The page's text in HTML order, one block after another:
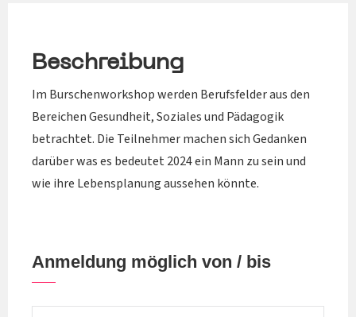
Beschreibung
Im Burschenworkshop werden Berufsfelder aus den
Bereichen Gesundheit, Soziales und Pädagogik
betrachtet. Die Teilnehmer machen sich Gedanken
darüber was es bedeutet 2024 ein Mann zu sein und
wie ihre Lebensplanung aussehen könnte.
Anmeldung möglich von / bis